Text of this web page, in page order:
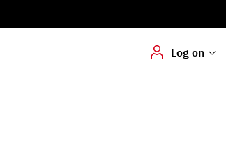
Log on
Hvis du skal
dokumenter digitalt